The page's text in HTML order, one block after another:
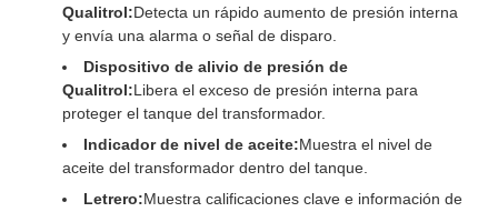
Qualitrol:Detecta un rápido aumento de presión interna
y envía una alarma o señal de disparo.
Dispositivo de alivio de presión de
Qualitrol:Libera el exceso de presión interna para
proteger el tanque del transformador.
Indicador de nivel de aceite:Muestra el nivel de
aceite del transformador dentro del tanque.
Letrero:Muestra calificaciones clave e información de